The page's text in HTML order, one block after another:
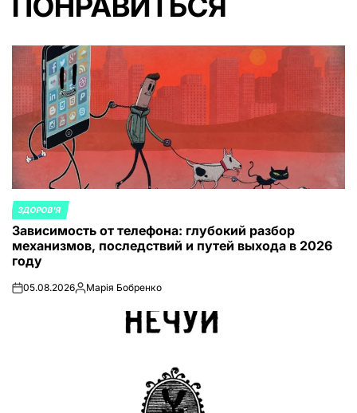
ОПУБЛИКОВАНО
В
ЗДОРОВ'Я
Зависимость от телефона: глубокий разбор
механизмов, последствий и путей выхода в 2026
году
on05.08.2026Запись
Марія Бобренко